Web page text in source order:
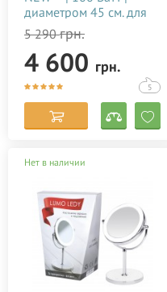
диаметром 45 см. для
тик тока, съемки видео,
макияжа, блогера,
визажиста купить
дешево в Украине
(Киеве)
5 290грн.
4 600 грн.
5
Нет в наличии